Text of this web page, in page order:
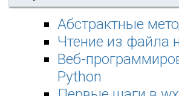
Абстрактные
Чтение из файла
Веб-
Python